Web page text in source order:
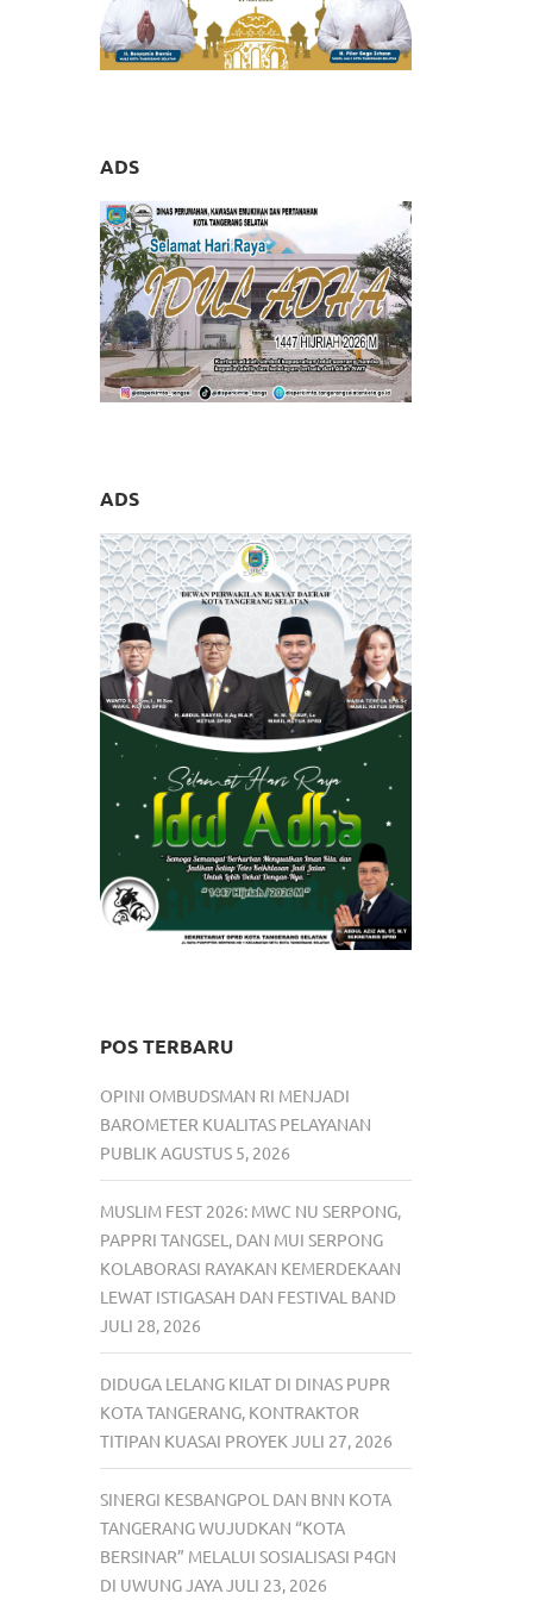
ADS
ADS
POS TERBARU
OPINI OMBUDSMAN RI MENJADI
BAROMETER KUALITAS PELAYANAN
PUBLIK AGUSTUS 5, 2026
MUSLIM FEST 2026: MWC NU SERPONG,
PAPPRI TANGSEL, DAN MUI SERPONG
KOLABORASI RAYAKAN KEMERDEKAAN
LEWAT ISTIGASAH DAN FESTIVAL BAND
JULI 28, 2026
DIDUGA LELANG KILAT DI DINAS PUPR
KOTA TANGERANG, KONTRAKTOR
TITIPAN KUASAI PROYEK JULI 27, 2026
SINERGI KESBANGPOL DAN BNN KOTA
TANGERANG WUJUDKAN “KOTA
BERSINAR” MELALUI SOSIALISASI P4GN
DI UWUNG JAYAJULI 23, 2026